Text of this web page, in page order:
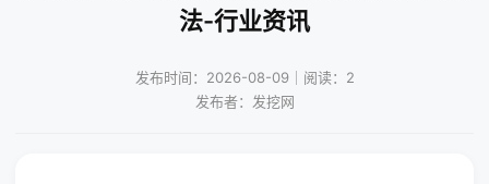
法-行业资讯
发布时间：2026-08-09｜阅读：2
发布者：发挖网